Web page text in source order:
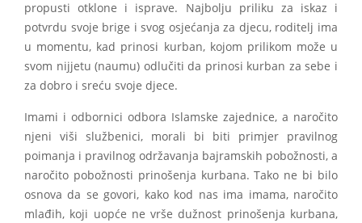
propusti otklone i isprave. Najbolju priliku za iskaz i
potvrdu svoje brige i svog osjećanja za djecu, roditelj ima
u momentu, kad prinosi kurban, kojom prilikom može u
svom nijjetu (naumu) odlučiti da prinosi kurban za sebe i
za dobro i sreću svoje djece.
Imami i odbornici odbora Islamske zajednice, a naročito
njeni viši službenici, morali bi biti primjer pravilnog
poimanja i pravilnog održavanja bajramskih pobožnosti, a
naročito pobožnosti prinošenja kurbana. Tako ne bi bilo
osnova da se govori, kako kod nas ima imama, naročito
mlađih, koji uopće ne vrše dužnost prinošenja kurbana,